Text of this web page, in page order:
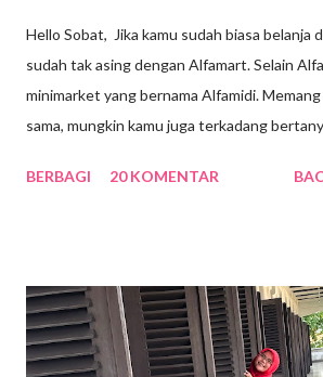
Hello Sobat, Jika kamu sudah biasa belanja
sudah tak asing dengan Alfamart. Selain
minimarket yang bernama Alfamidi.
sama, mungkin kamu juga terkadang
jawabannya dengan menyimak penjelasan
model bisnis baru, yakni sejenis swalayan
lebih kecil. Karena kedua perusahaan
bisa digabungkan, maka pada akhir bulan
BERBAGI 20 KOMENTAR